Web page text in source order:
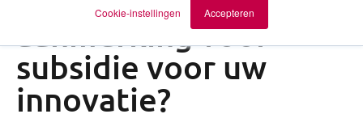
Cookie-instellingen Accepteren
aanmerking voor
subsidie voor uw
innovatie?